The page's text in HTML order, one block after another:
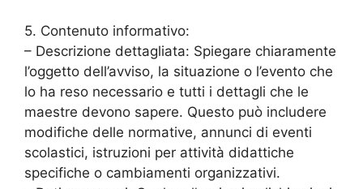
5. Contenuto informativo:
– Descrizione dettagliata: Spiegare chiaramente
l’oggetto dell’avviso, la situazione o l’evento che
lo ha reso necessario e tutti i dettagli che le
maestre devono sapere. Questo può includere
modifiche delle normative, annunci di eventi
scolastici, istruzioni per attività didattiche
specifiche o cambiamenti organizzativi.